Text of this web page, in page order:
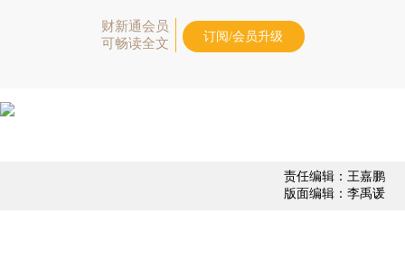
财新通会员
可畅读全文
订阅/会员升级
责任编辑：王嘉鹏
版面编辑：李禹谖